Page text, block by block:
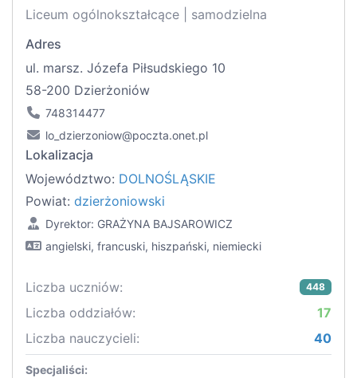
Liceum ogólnokształcące | samodzielna
Adres
ul. marsz. Józefa Piłsudskiego 10
58-200 Dzierżoniów
748314477
lo_dzierzoniow@poczta.onet.pl
Lokalizacja
Województwo: DOLNOŚLĄSKIE
Powiat: dzierżoniowski
Dyrektor: GRAŻYNA BAJSAROWICZ
angielski, francuski, hiszpański, niemiecki
Liczba uczniów: 448
Liczba oddziałów:
17
Liczba nauczycieli:
40
Specjaliści: